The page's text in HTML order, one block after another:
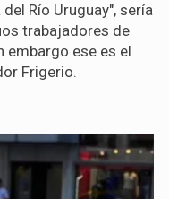
Río Uruguay", sería
trabajadores de
embargo ese es el
Frigerio.